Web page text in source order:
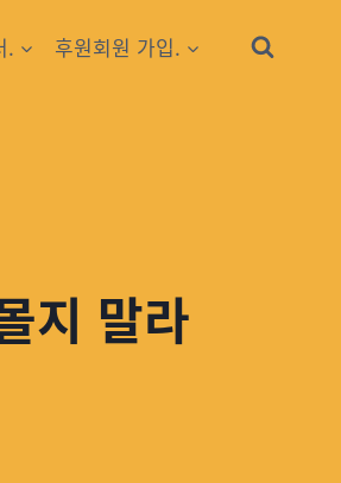
. 후원회원 가입.
지 말라